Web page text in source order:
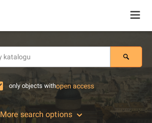
only objects withopen access
More search options